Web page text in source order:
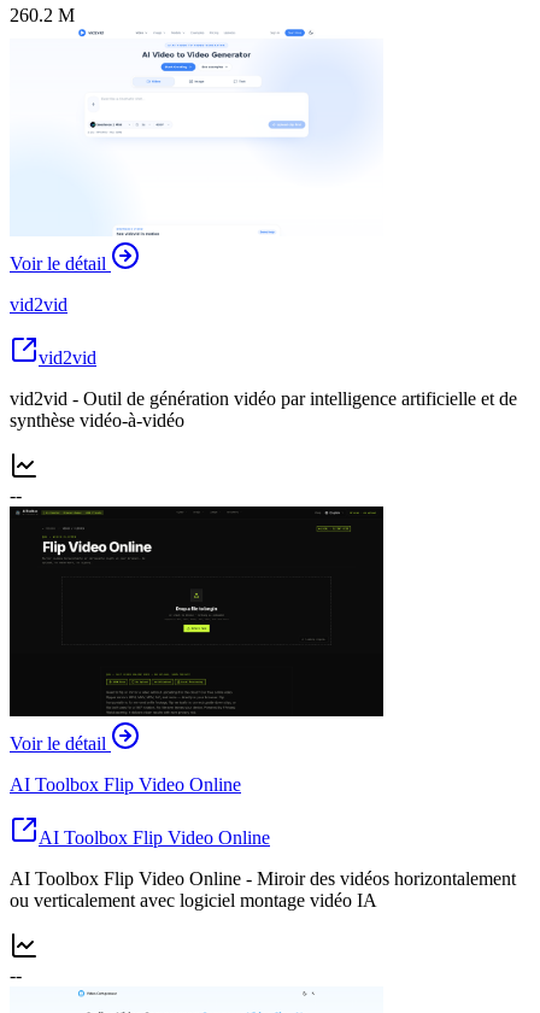
260.2 M
Voir le détail
vid2vid
vid2vid
vid2vid - Outil de génération vidéo par intelligence artificielle et de
synthèse vidéo-à-vidéo
--
Voir le détail
AI Toolbox Flip Video Online
AI Toolbox Flip Video Online
AI Toolbox Flip Video Online - Miroir des vidéos horizontalement
ou verticalement avec logiciel montage vidéo IA
--